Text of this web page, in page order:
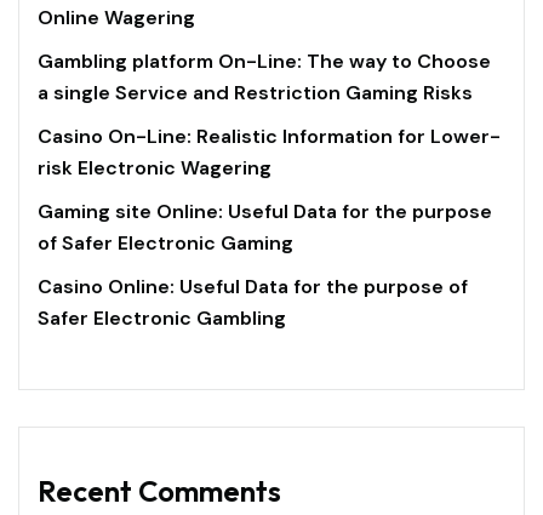
Online Wagering
Gambling platform On-Line: The way to Choose
a single Service and Restriction Gaming Risks
Casino On-Line: Realistic Information for Lower-
risk Electronic Wagering
Gaming site Online: Useful Data for the purpose
of Safer Electronic Gaming
Casino Online: Useful Data for the purpose of
Safer Electronic Gambling
Recent Comments